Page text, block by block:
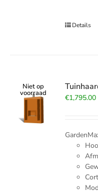
Details
Niet op
voorraad
€1,795.00